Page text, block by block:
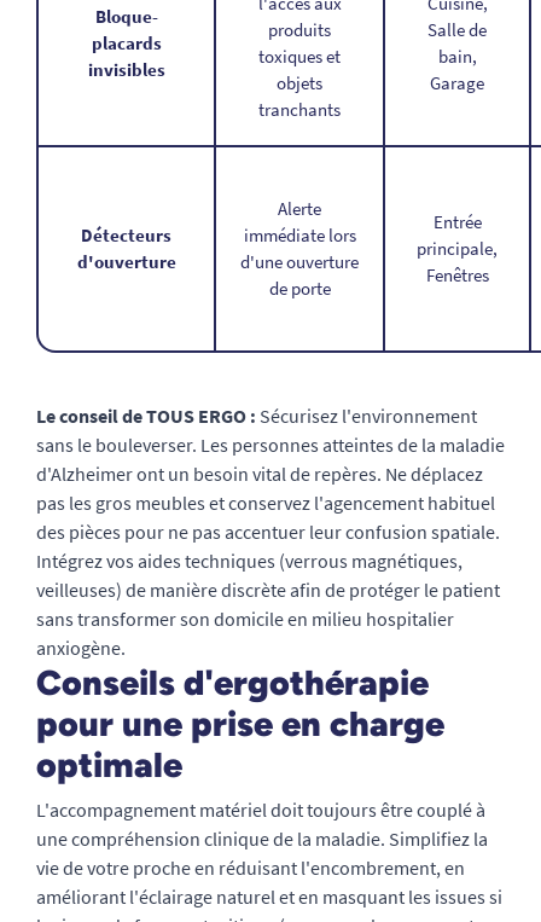
Bloque-
placards
invisibles
produits
toxiques et
objets
tranchants
Salle de
bain,
Garage
Détecteurs
d'ouverture
Alerte
immédiate lors
d'une ouverture
de porte
Entrée
principale,
Fenêtres
Le conseil de TOUS ERGO : Sécurisez l'environnement
sans le bouleverser. Les personnes atteintes de la maladie
d'Alzheimer ont un besoin vital de repères. Ne déplacez
pas les gros meubles et conservez l'agencement habituel
des pièces pour ne pas accentuer leur confusion spatiale.
Intégrez vos aides techniques (verrous magnétiques,
veilleuses) de manière discrète afin de protéger le patient
sans transformer son domicile en milieu hospitalier
anxiogène.
Conseils d'ergothérapie
pour une prise en charge
optimale
L'accompagnement matériel doit toujours être couplé à
une compréhension clinique de la maladie. Simplifiez la
vie de votre proche en réduisant l'encombrement, en
améliorant l'éclairage naturel et en masquant les issues si